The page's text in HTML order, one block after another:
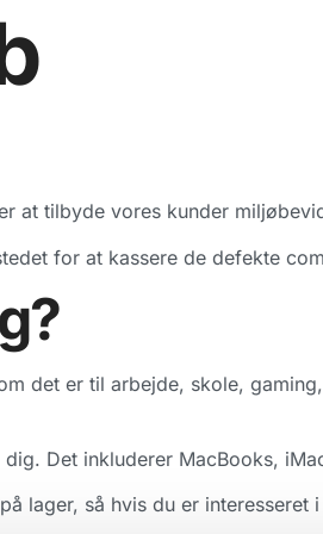
at tilbyde vores kunder
for at kassere de defekte
det er til arbejde, skole,
Det inkluderer MacBooks,
lager, så hvis du er